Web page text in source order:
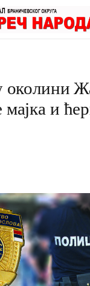
околини
и